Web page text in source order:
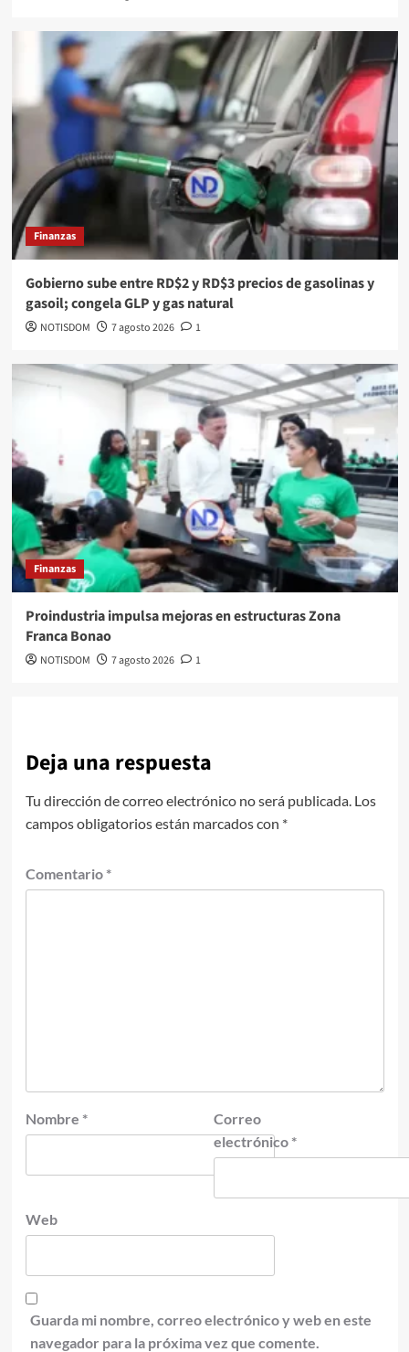
Finanzas
Gobierno sube entre RD$2 y RD$3 precios de gasolinas y
gasoil; congela GLP y gas natural
NOTISDOM 7 agosto 2026 1
Finanzas
Proindustria impulsa mejoras en estructuras Zona
Franca Bonao
NOTISDOM 7 agosto 2026 1
Deja una respuesta
Tu dirección de correo electrónico no será publicada. Los
campos obligatorios están marcados con *
Comentario *
Nombre *
Correo
electrónico *
Web
Guarda mi nombre, correo electrónico y web en este
navegador para la próxima vez que comente.